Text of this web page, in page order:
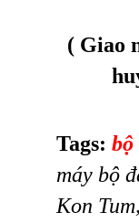
( Giao
Tags:
máy bộ
Kon